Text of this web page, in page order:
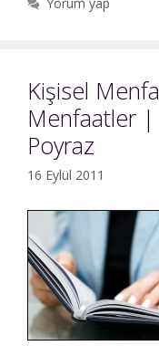
Tespit
Kişisel
Menfaatler |
Poyraz
16 Eylül 2011